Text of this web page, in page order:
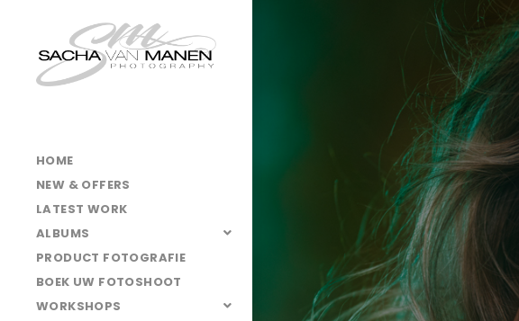
HOME
NEW & OFFERS
LATEST WORK
ALBUMS
PRODUCT FOTOGRAFIE
BOEK UW FOTOSHOOT
WORKSHOPS